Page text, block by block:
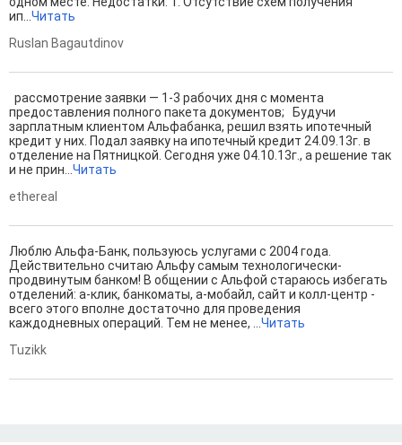
ип...Читать
Ruslan Bagautdinov
рассмотрение заявки — 1-3 рабочих дня с момента
предоставления полного пакета документов; Будучи
зарплатным клиентом Альфабанка, решил взять ипотечный
кредит у них. Подал заявку на ипотечный кредит 24.09.13г. в
отделение на Пятницкой. Сегодня уже 04.10.13г., а решение так
и не прин...Читать
ethereal
Люблю Альфа-Банк, пользуюсь услугами с 2004 года.
Действительно считаю Альфу самым технологически-
продвинутым банком! В общении с Альфой стараюсь избегать
отделений: а-клик, банкоматы, а-мобайл, сайт и колл-центр -
всего этого вполне достаточно для проведения
каждодневных операций. Тем не менее, ...Читать
Tuzikk